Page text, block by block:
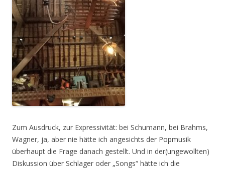
Zum Ausdruck, zur Expressivität: bei Schumann, bei Brahms,
Wagner, ja, aber nie hätte ich angesichts der Popmusik
überhaupt die Frage danach gestellt. Und in der(ungewollten)
Diskussion über Schlager oder „Songs“ hätte ich die